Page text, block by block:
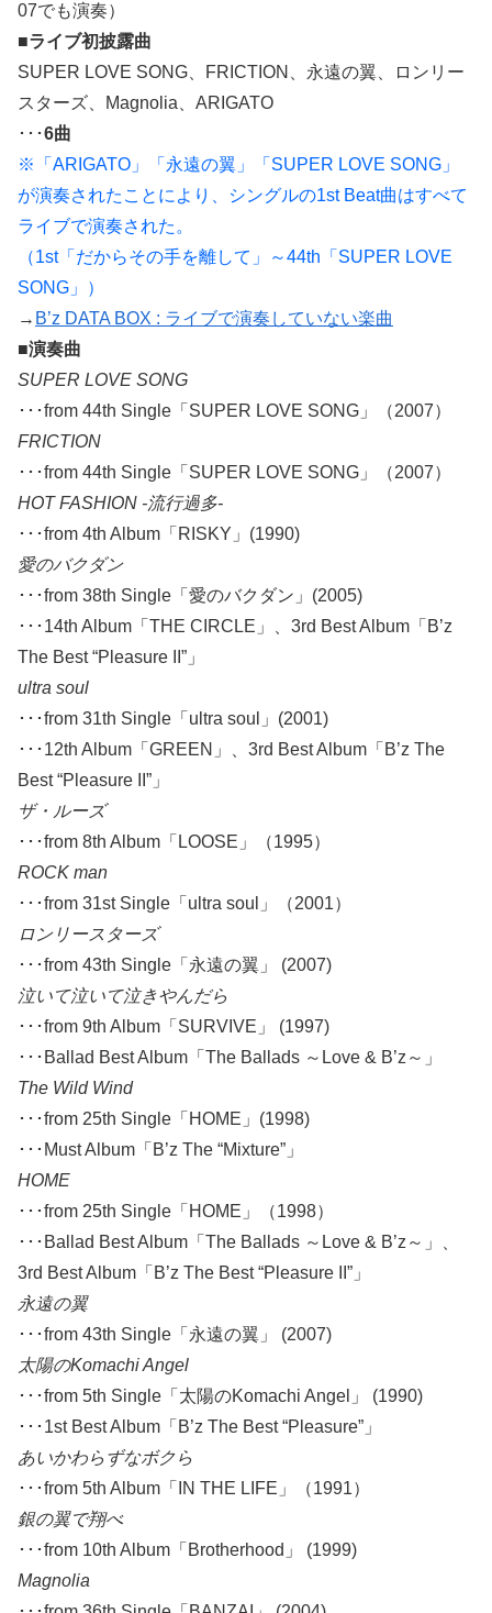
07でも演奏）
■ライブ初披露曲
SUPER LOVE SONG、FRICTION、永遠の翼、ロンリー
スターズ、Magnolia、ARIGATO
･･･6曲
※「ARIGATO」「永遠の翼」「SUPER LOVE SONG」
が演奏されたことにより、シングルの1st Beat曲はすべて
ライブで演奏された。
（1st「だからその手を離して」～44th「SUPER LOVE
SONG」）
→ B’z DATA BOX : ライブで演奏していない楽曲
■演奏曲
SUPER LOVE SONG
･･･from 44th Single「SUPER LOVE SONG」（2007）
FRICTION
･･･from 44th Single「SUPER LOVE SONG」（2007）
HOT FASHION -流行過多-
･･･from 4th Album「RISKY」(1990)
愛のバクダン
･･･from 38th Single「愛のバクダン」(2005)
･･･14th Album「THE CIRCLE」、3rd Best Album「B’z
The Best “Pleasure II”」
ultra soul
･･･from 31th Single「ultra soul」(2001)
･･･12th Album「GREEN」、3rd Best Album「B’z The
Best “Pleasure II”」
ザ・ルーズ
･･･from 8th Album「LOOSE」（1995）
ROCK man
･･･from 31st Single「ultra soul」（2001）
ロンリースターズ
･･･from 43th Single「永遠の翼」 (2007)
泣いて泣いて泣きやんだら
･･･from 9th Album「SURVIVE」 (1997)
･･･Ballad Best Album「The Ballads ～Love & B’z～」
The Wild Wind
･･･from 25th Single「HOME」(1998)
･･･Must Album「B’z The “Mixture”」
HOME
･･･from 25th Single「HOME」（1998）
･･･Ballad Best Album「The Ballads ～Love & B’z～」、
3rd Best Album「B’z The Best “Pleasure II”」
永遠の翼
･･･from 43th Single「永遠の翼」 (2007)
太陽のKomachi Angel
･･･from 5th Single「太陽のKomachi Angel」 (1990)
･･･1st Best Album「B’z The Best “Pleasure”」
あいかわらずなボクら
･･･from 5th Album「IN THE LIFE」（1991）
銀の翼で翔べ
･･･from 10th Album「Brotherhood」 (1999)
Magnolia